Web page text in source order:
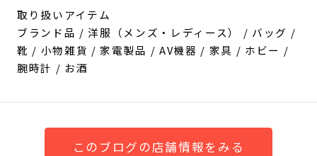
取り扱いアイテム
ブランド品 / 洋服（メンズ・レディース） / バッグ /
靴 / 小物雑貨 / 家電製品 / AV機器 / 家具 / ホビー /
腕時計 / お酒
このブログの店舗情報をみる